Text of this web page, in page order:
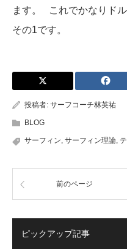
ます。 これでかなりド
その1です。
投稿者: サーフコーチ林英祐
BLOG
サーフィン, サーフィン理論,
前のページ
ピックアップ記事